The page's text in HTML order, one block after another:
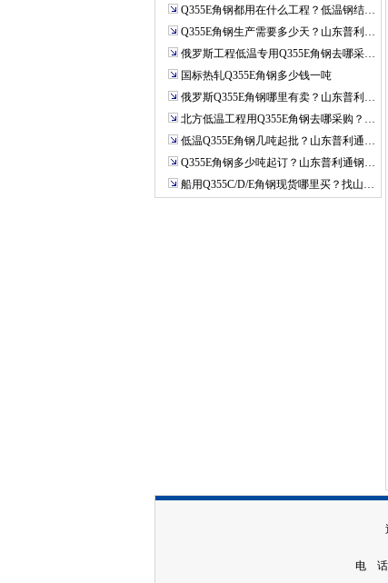
Q355E角钢都用在什么工程？低温钢结…
Q355E角钢生产需要多少天？山东普利…
俄罗斯工程低温专用Q355E角钢去哪采…
国标热轧Q355E角钢多少钱一吨
俄罗斯Q355E角钢哪里有卖？山东普利…
北方低温工程用Q355E角钢去哪采购？…
低温Q355E角钢几吨起批？山东普利通…
Q355E角钢多少吨起订？山东普利通钢…
船用Q355C/D/E角钢现货哪里买？找山…
电 话